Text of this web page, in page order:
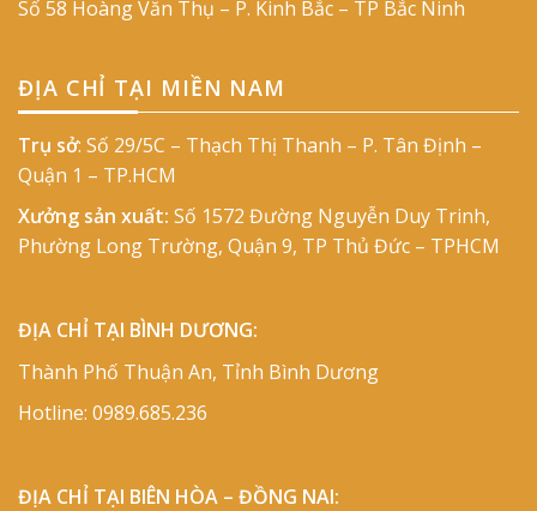
Số 58 Hoàng Văn Thụ – P. Kinh Bắc – TP Bắc Ninh
ĐỊA CHỈ TẠI MIỀN NAM
Trụ sở: Số 29/5C – Thạch Thị Thanh – P. Tân Định –
Quận 1 – TP.HCM
Xưởng sản xuất: Số 1572 Đường Nguyễn Duy Trinh,
Phường Long Trường, Quận 9, TP Thủ Đức – TPHCM
ĐỊA CHỈ TẠI BÌNH DƯƠNG:
Thành Phố Thuận An, Tỉnh Bình Dương
Hotline: 0989.685.236
ĐỊA CHỈ TẠI BIÊN HÒA – ĐỒNG NAI: